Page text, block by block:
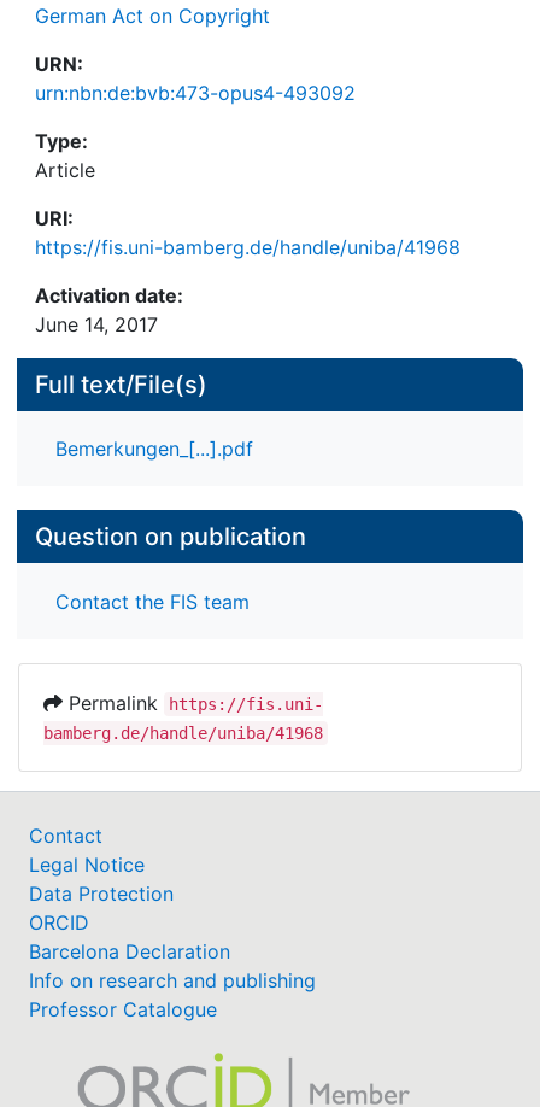
German Act on Copyright
URN:
urn:nbn:de:bvb:473-opus4-493092
Type:
Article
URI:
https://fis.uni-bamberg.de/handle/uniba/41968
Activation date:
June 14, 2017
Full text/File(s)
Bemerkungen_[...].pdf
Question on publication
Contact the FIS team
Permalink
https://fis.uni-
bamberg.de/handle/uniba/41968
Contact
Legal Notice
Data Protection
ORCID
Barcelona Declaration
Info on research and publishing
Professor Catalogue